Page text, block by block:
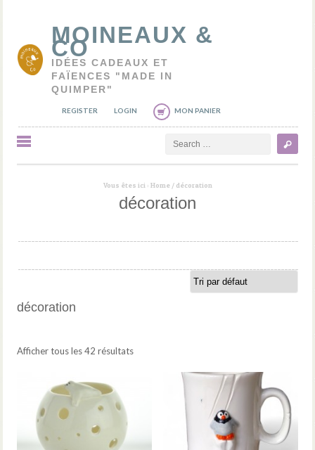
MOINEAUX &
CO
IDÉES CADEAUX ET
FAÏENCES "MADE IN
QUIMPER"
REGISTER LOGIN MON PANIER
Vous êtes ici : Home / décoration
décoration
décoration
Afficher tous les 42 résultats